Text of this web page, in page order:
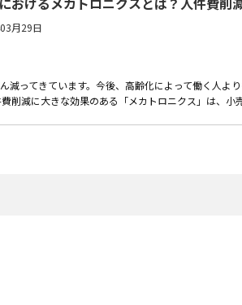
ン
月29日
減ってきています。今後、高齢化によって働く人よ
削減に大きな効果のある「メカトロニクス」は、